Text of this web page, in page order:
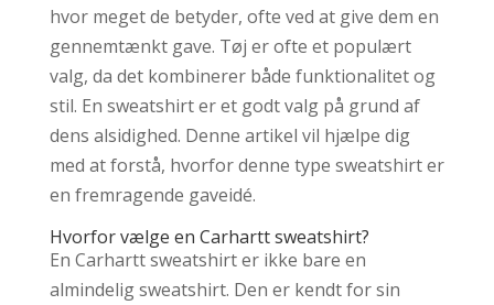
hvor meget de betyder, ofte ved at give dem en
gennemtænkt gave. Tøj er ofte et populært
valg, da det kombinerer både funktionalitet og
stil. En sweatshirt er et godt valg på grund af
dens alsidighed. Denne artikel vil hjælpe dig
med at forstå, hvorfor denne type sweatshirt er
en fremragende gaveidé.
Hvorfor vælge en Carhartt sweatshirt?
En Carhartt sweatshirt er ikke bare en
almindelig sweatshirt. Den er kendt for sin